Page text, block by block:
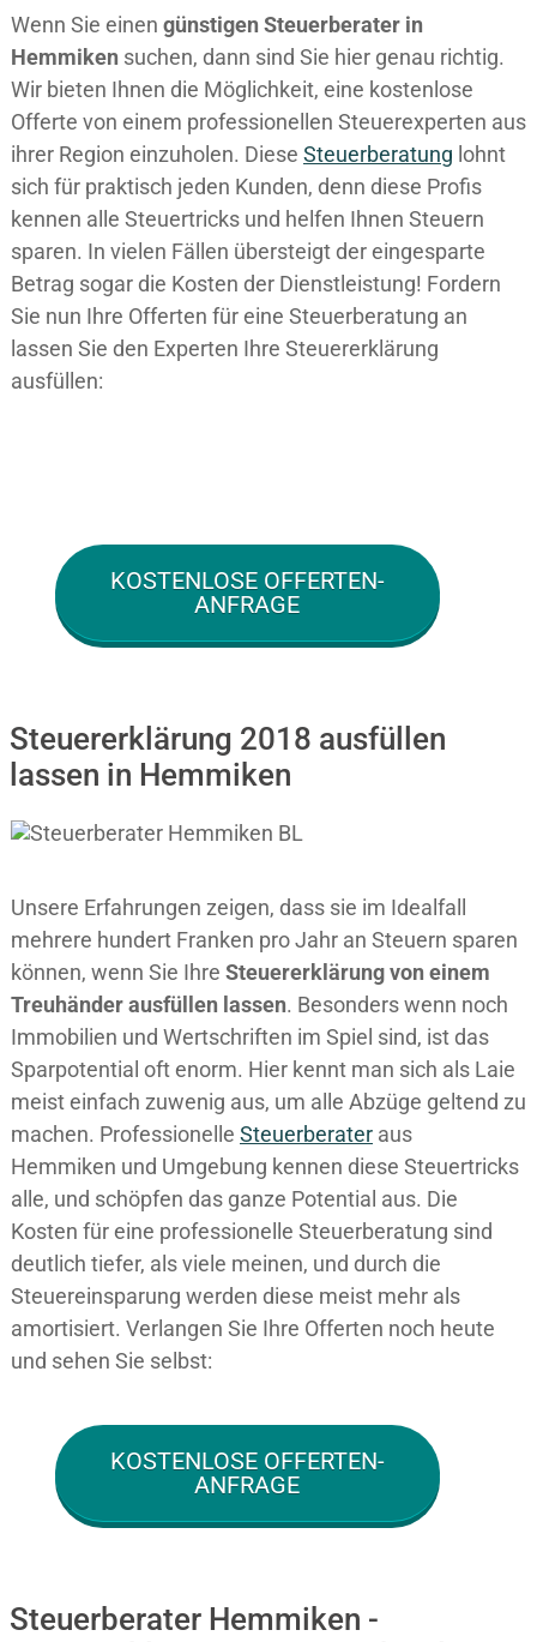
Wenn Sie einen günstigen Steuerberater in
Hemmiken suchen, dann sind Sie hier genau richtig.
Wir bieten Ihnen die Möglichkeit, eine kostenlose
Offerte von einem professionellen Steuerexperten aus
ihrer Region einzuholen. Diese Steuerberatung lohnt
sich für praktisch jeden Kunden, denn diese Profis
kennen alle Steuertricks und helfen Ihnen Steuern
sparen. In vielen Fällen übersteigt der eingesparte
Betrag sogar die Kosten der Dienstleistung! Fordern
Sie nun Ihre Offerten für eine Steuerberatung an
lassen Sie den Experten Ihre Steuererklärung
ausfüllen:
KOSTENLOSE OFFERTEN-
ANFRAGE
Steuererklärung 2018 ausfüllen
lassen in Hemmiken
Unsere Erfahrungen zeigen, dass sie im Idealfall
mehrere hundert Franken pro Jahr an Steuern sparen
können, wenn Sie Ihre Steuererklärung von einem
Treuhänder ausfüllen lassen. Besonders wenn noch
Immobilien und Wertschriften im Spiel sind, ist das
Sparpotential oft enorm. Hier kennt man sich als Laie
meist einfach zuwenig aus, um alle Abzüge geltend zu
machen. Professionelle Steuerberater aus
Hemmiken und Umgebung kennen diese Steuertricks
alle, und schöpfen das ganze Potential aus. Die
Kosten für eine professionelle Steuerberatung sind
deutlich tiefer, als viele meinen, und durch die
Steuereinsparung werden diese meist mehr als
amortisiert. Verlangen Sie Ihre Offerten noch heute
und sehen Sie selbst:
KOSTENLOSE OFFERTEN-
ANFRAGE
Steuerberater Hemmiken -